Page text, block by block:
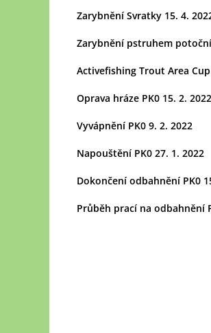
Zarybnění Svratky 15. 4.
Zarybnění pstruhem
Activefishing Trout Area
Oprava hráze PK0 15. 2. 2022
Vyvápnění PK0 9. 2. 2022
Napouštění PK0 27. 1. 2022
Dokončení odbahnění PK0
Průběh prací na odbahnění